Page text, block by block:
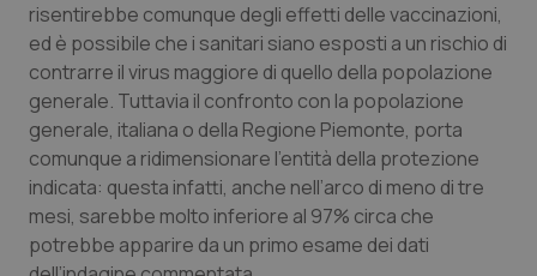
Rene & patologie urogenitali
Salute orale & impianti
Sangue & coagulazione
Tiroide
Tumore al seno
risentirebbe comunque degli effetti delle vaccinazioni,
ed è possibile che i sanitari siano esposti a un rischio di
contrarre il virus maggiore di quello della popolazione
generale. Tuttavia il confronto con la popolazione
generale, italiana o della Regione Piemonte, porta
comunque a ridimensionare l’entità della protezione
indicata: questa infatti, anche nell’arco di meno di tre
mesi, sarebbe molto inferiore al 97% circa che
potrebbe apparire da un primo esame dei dati